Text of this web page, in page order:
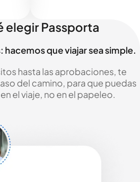
elegir Passporta
hacemos que viajar sea simple.
hasta las aprobaciones, te
del camino, para que puedas
el viaje, no en el papeleo.